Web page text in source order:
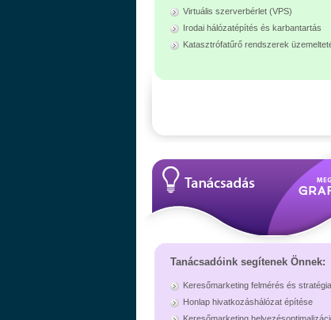
Virtuális szerverbérlet (VPS)
Irodai hálózatépítés és karbantartás
Katasztrófatűrő rendszerek
Tanácsadóink segítenek Önnek:
Keresőmarketing felmérés és
Honlap hivatkozáshálózat építése